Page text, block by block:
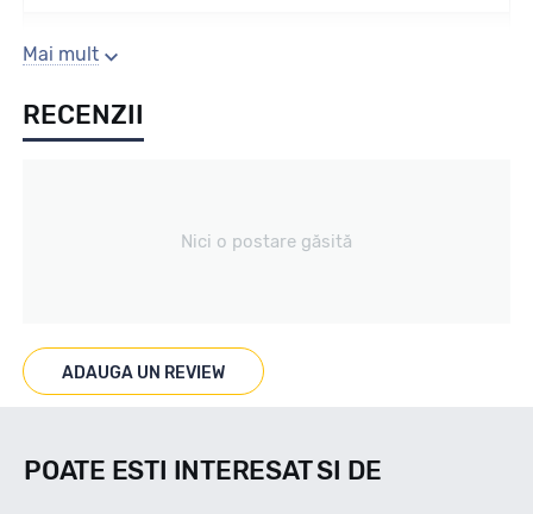
Sezon
Vara
Marcaje
Mai mult
RECENZII
Nici o postare găsită
ADAUGA UN REVIEW
POATE ESTI INTERESAT SI DE